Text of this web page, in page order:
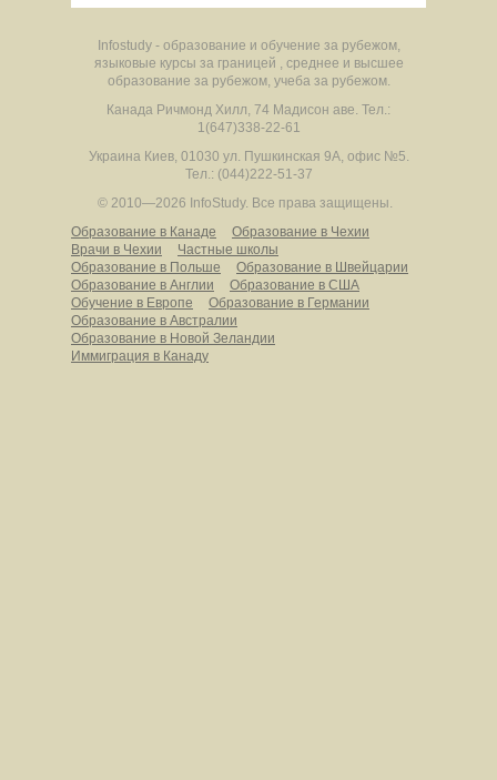
Infostudy - образование и обучение за рубежом,
языковые курсы за границей , среднее и высшее
образование за рубежом, учеба за рубежом.
Канада Ричмонд Хилл, 74 Мадисон аве. Тел.:
1(647)338-22-61
Украина Киев, 01030 ул. Пушкинская 9А, офис №5.
Тел.: (044)222-51-37
© 2010—2026 InfoStudy. Все права защищены.
Образование в Канаде
Образование в Чехии
Врачи в Чехии
Частные школы
Образование в Польше
Образование в Швейцарии
Образование в Англии
Образование в США
Обучение в Европе
Образование в Германии
Образование в Австралии
Образование в Новой Зеландии
Иммиграция в Канаду